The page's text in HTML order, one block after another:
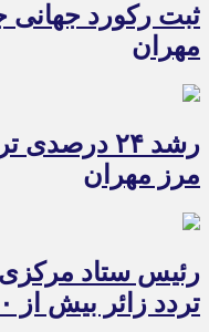
ثبت رکورد جهانی
مهران
رشد ۲۴
مرز مهران
رئیس ستاد مرکزی
تردد زائر بیش از ۵۰ درصد است